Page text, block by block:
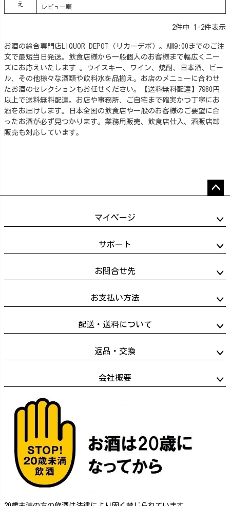
え
レビュー順
2件中 1 -2件表示
お酒の総合専門店LIQUOR DEPOT（リカーデポ）。AM9:00までのご注
文で最短当日発送。飲食店様から一般個人のお客様まで幅広くニー
ズにお応えいたします 。ウイスキー、ワイン、焼酎、日本酒、ビー
ル、その他様々な酒類や飲料水を品揃え。お店のメニューに合わせ
たお酒のセレクションもお任せください。【送料無料配達】7980円
以上で送料無料配達。お店や事務所、ご自宅まで確実かつ丁寧にお
酒をお届けします。日本全国の飲食店や一般のお客様のご要望に合
ったお酒が必ず見つかります。業務用販売、飲食店仕入、酒販店卸
販売も対応しています。
ップ
マイページ
サポート
お問合せ先
お支払い方法
配送・送料について
返品・交換
会社概要